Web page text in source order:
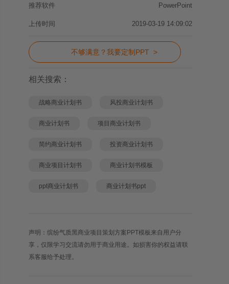
推荐软件 PowerPoint
上传时间 2019-03-19 14:09:02
不够满意？我要定制PPT >
相关搜索：
战略商业计划书 风投商业计划书
商业计划书 项目商业计划书
简约商业计划书 投资商业计划书
商业项目计划书 商业计划书模板
ppt商业计划书 商业计划书ppt
声明：缤纷气质黑商业项目策划方案PPT模板来自用户分
享，仅限学习交流请勿用于商业用途。如损害你的权益请联
系客服给予处理。